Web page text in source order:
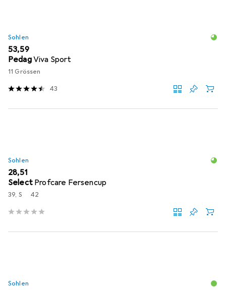
Sohlen
EUR
53,59
PedagViva Sport
11 Grössen
43
Sohlen
EUR
28,51
Select Profcare Fersencup
39, S 42
Sohlen